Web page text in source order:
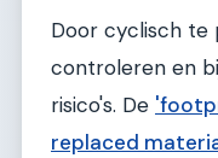
Door cyclisch te
controleren en
risico's. De
replaced